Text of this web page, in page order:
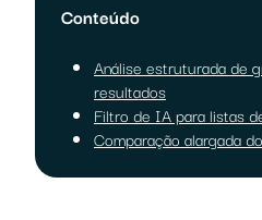
Conteúdo
Análise estruturada de
resultados
Filtro de IA para listas
Comparação alargada